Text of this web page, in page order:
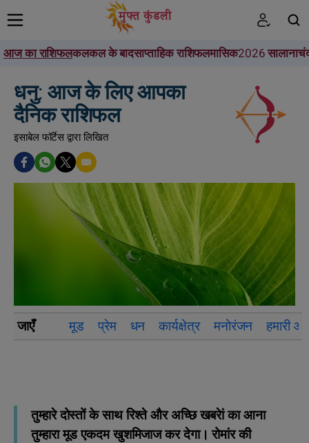
आज का राशिफलकलकल के बादसाप्ताहिक राशिफलमासिक2026 सालाना
धनु: आज के लिए आपका
दैनिक राशिफल
इसाबेल फॉर्टेस द्वारा लिखित
जाएँ मूड प्रेम धन कार्यक्षेत्र मनोरंजन हमारी
तुम्हारे दोस्तों के साथ रिश्ते और अच्छि खबरेां का आना
तुम्हारा मूड एकदम खुशमिजाज कर देगा। रोमांर की